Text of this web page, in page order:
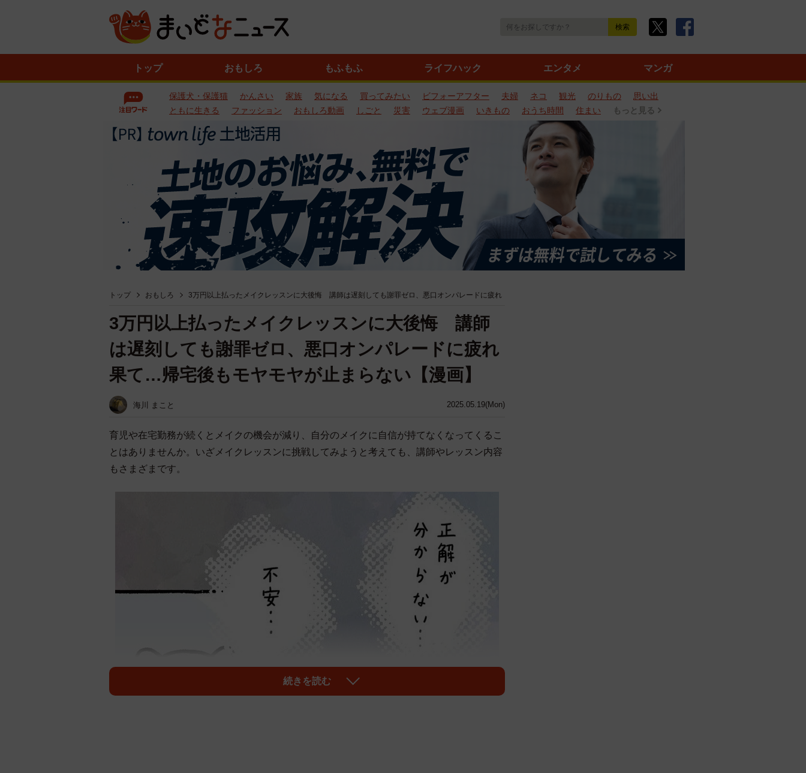
トップ おもしろ もふもふ ライフハック エンタメ マンガ
保護犬・保護猫 かんさい 家族 気になる 買ってみたい ビフォーアフター 夫婦 ネコ 観光 のりもの
思い出
ともに生きる
ファッション おもしろ動画 しごと 災害 ウェブ漫画 いきもの おうち時間 住まい もっと見る
トップ おもしろ 3万円以上払ったメイクレッスンに大後悔 講師は遅刻しても謝罪ゼロ、悪口オンパレードに疲れ
2025.05.19(Mon)
3万円以上払ったメイクレッスンに大後悔 講師
は遅刻しても謝罪ゼロ、悪口オンパレードに疲れ
果て…帰宅後もモヤモヤが止まらない【漫画】
海川 まこと
育児や在宅勤務が続くとメイクの機会が減り、自分のメイクに自信が持てなくなってくるこ
とはありませんか。いざメイクレッスンに挑戦してみようと考えても、講師やレッスン内容
もさまざまです。
続きを読む